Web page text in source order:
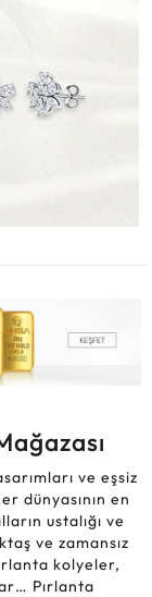
ve eşsiz
dünyasının en
ustalığı ve
ve zamansız
kolyeler,
Pırlanta